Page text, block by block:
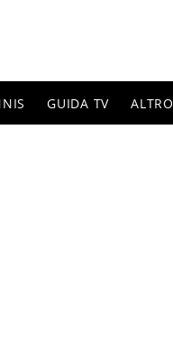
GUIDA TV ALTRO